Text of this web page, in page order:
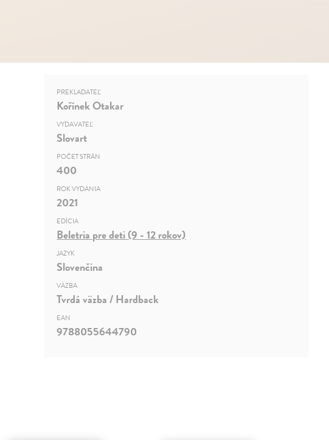
PREKLADATEĽ
Kořínek Otakar
VYDAVATEĽ
Slovart
POČET STRÁN
400
ROK VYDANIA
2021
EDÍCIA
Beletria pre deti (9 - 12 rokov)
JAZYK
Slovenčina
VÄZBA
Tvrdá väzba / Hardback
EAN
9788055644790